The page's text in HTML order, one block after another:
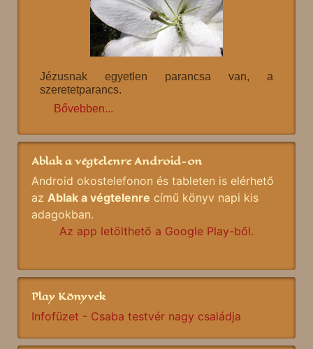
Jézusnak egyetlen parancsa van, a
szeretetparancs.
Bővebben...
Ablak a végtelenre Android-on
Android okostelefonon és tableten is elérhető
az Ablak a végtelenre című könyv napi kis
adagokban.
Az app letölthető a Google Play-ből.
Play Könyvek
Infofüzet - Csaba testvér nagy családja